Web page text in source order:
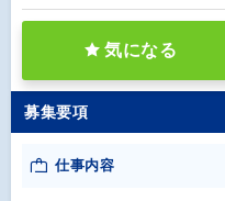
気になる
募集要項
仕事内容